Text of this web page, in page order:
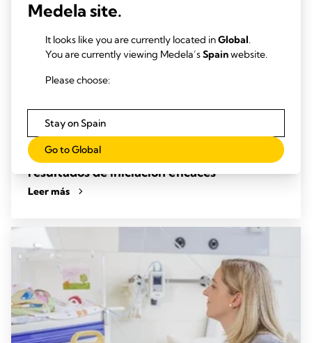
INICIACIÓN EFICAZ
Dosis de leche de la propia madre (LPM):
resultados de iniciación eficaces
Leer más
Medela site.
It looks like you are currently located inGlobal.
You are currently viewing Medela’sSpainwebsite.
Please choose:
Stay on Spain
Go to Global